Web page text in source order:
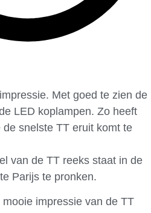
Met goed te zien de
LED koplampen. Zo heeft
snelste TT eruit komt te
van de TT reeks staat in de
Parijs te pronken.
impressie van de TT